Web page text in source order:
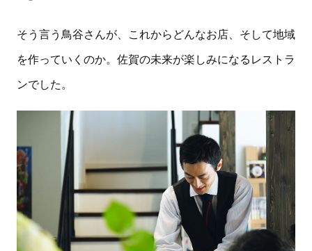
そう言う鳥谷さんが、これからどんなお店、そして地域
を作っていくのか。佐賀の未来が楽しみになるレストラ
ンでした。